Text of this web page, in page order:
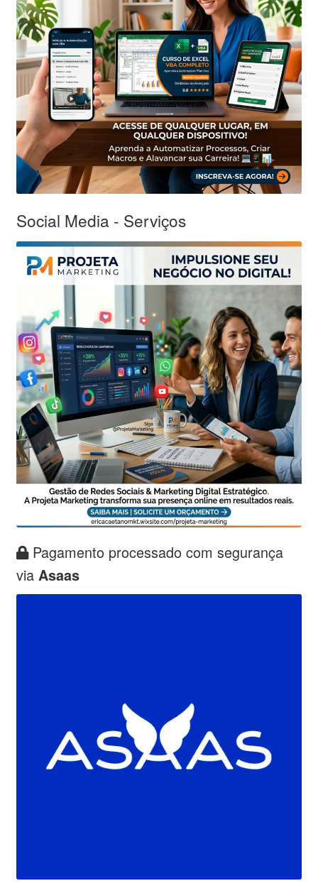
Social Media - Serviços
Pagamento processado com segurança
via Asaas